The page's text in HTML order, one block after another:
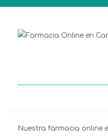
Nuestra farmacia online